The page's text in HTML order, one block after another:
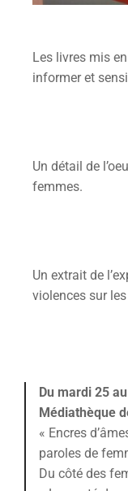
Les livres mis
informer et
Un détail de
femmes.
Un extrait de
violences sur
Du mardi 25
Médiathèque
« Encres
paroles de
Du côté des